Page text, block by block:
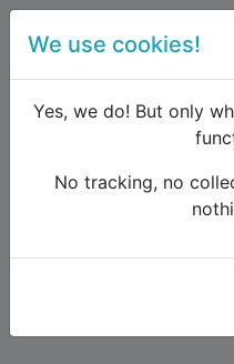
Forum
Interrail
We use cookies!
Yes, we do! But only
No tracking, no